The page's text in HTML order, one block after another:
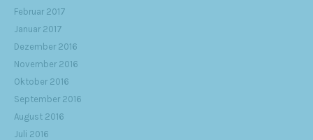
Februar 2017
Januar 2017
Dezember 2016
November 2016
Oktober 2016
September 2016
August 2016
Juli 2016